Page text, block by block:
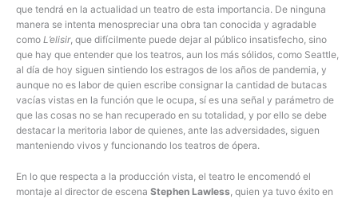
que tendrá en la actualidad un teatro de esta importancia. De ninguna
manera se intenta menospreciar una obra tan conocida y agradable
como L’elisir, que difícilmente puede dejar al público insatisfecho, sino
que hay que entender que los teatros, aun los más sólidos, como Seattle,
al día de hoy siguen sintiendo los estragos de los años de pandemia, y
aunque no es labor de quien escribe consignar la cantidad de butacas
vacías vistas en la función que le ocupa, sí es una señal y parámetro de
que las cosas no se han recuperado en su totalidad, y por ello se debe
destacar la meritoria labor de quienes, ante las adversidades, siguen
manteniendo vivos y funcionando los teatros de ópera.
En lo que respecta a la producción vista, el teatro le encomendó el
montaje al director de escena Stephen Lawless , quien ya tuvo éxito en